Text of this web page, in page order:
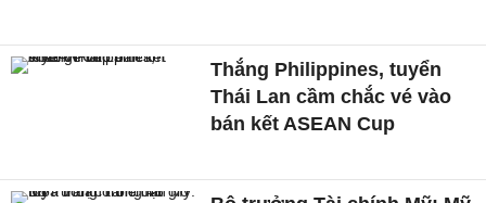
Thắng Philippines, tuyển
Thái Lan cầm chắc vé vào
bán kết ASEAN Cup